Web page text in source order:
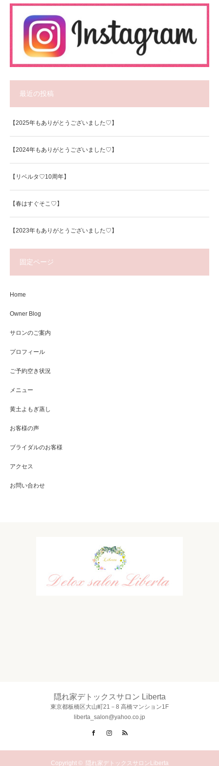
最近の投稿
【2025年もありがとうございました♡】
【2024年もありがとうございました♡】
【リベルタ♡10周年】
【春はすぐそこ♡】
【2023年もありがとうございました♡】
固定ページ
Home
Owner Blog
サロンのご案内
プロフィール
ご予約空き状況
メニュー
黄土よもぎ蒸し
お客様の声
ブライダルのお客様
アクセス
お問い合わせ
隠れ家デトックスサロン Liberta
東京都板橋区大山町21－8 高橋マンション1F
liberta_salon@yahoo.co.jp
FacebookInstagram
Copyright © 隠れ家デトックスサロンLiberta